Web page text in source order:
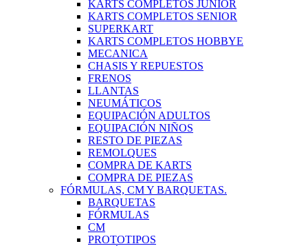
KARTS COMPLETOS JUNIOR
KARTS COMPLETOS SENIOR
SUPERKART
KARTS COMPLETOS HOBBYE
MECANICA
CHASIS Y REPUESTOS
FRENOS
LLANTAS
NEUMÁTICOS
EQUIPACIÓN ADULTOS
EQUIPACIÓN NIÑOS
RESTO DE PIEZAS
REMOLQUES
COMPRA DE KARTS
COMPRA DE PIEZAS
FÓRMULAS, CM Y BARQUETAS.
BARQUETAS
FÓRMULAS
CM
PROTOTIPOS